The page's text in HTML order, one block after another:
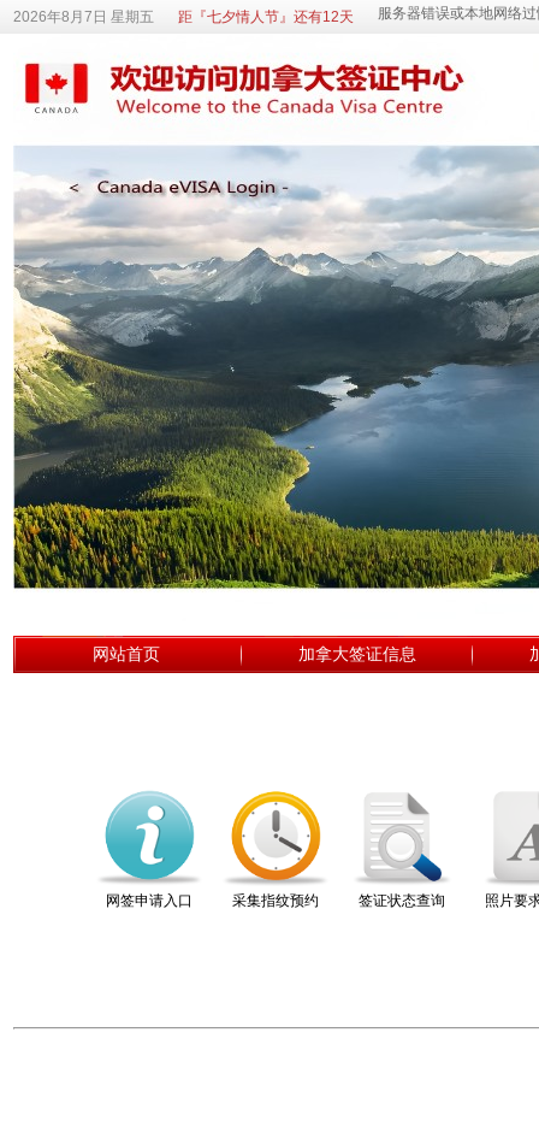
2026年8月7日 星期五 距『七夕情人节』还有12天
网站首页 加拿大签证信息
网签申请入口 采集指纹预约 签证状态查询 照片要